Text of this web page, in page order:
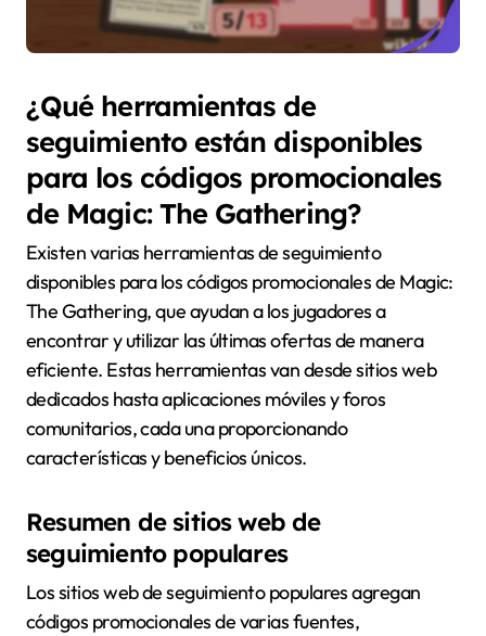
¿Qué herramientas de
seguimiento están disponibles
para los códigos promocionales
de Magic: The Gathering?
Existen varias herramientas de seguimiento
disponibles para los códigos promocionales de Magic:
The Gathering, que ayudan a los jugadores a
encontrar y utilizar las últimas ofertas de manera
eficiente. Estas herramientas van desde sitios web
dedicados hasta aplicaciones móviles y foros
comunitarios, cada una proporcionando
características y beneficios únicos.
Resumen de sitios web de
seguimiento populares
Los sitios web de seguimiento populares agregan
códigos promocionales de varias fuentes,